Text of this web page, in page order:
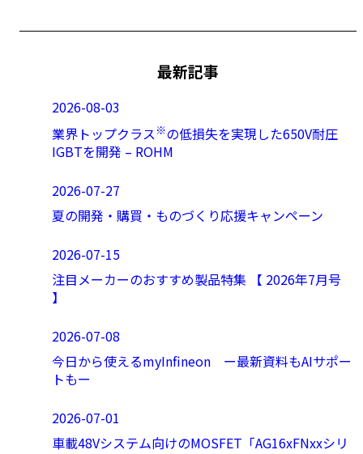
最新記事
2026-08-03
業界トップクラス※の低損失を実現した650V耐圧
IGBTを開発 – ROHM
2026-07-27
夏の開発・購買・ものづくり応援キャンペーン
2026-07-15
注目メーカーのおすすめ製品特集 【 2026年7月号
】
2026-07-08
今日から使えるmyInfineon ー最新資料もAIサポー
トもー
2026-07-01
車載48Vシステム向けのMOSFET「AG16xFNxxシリ